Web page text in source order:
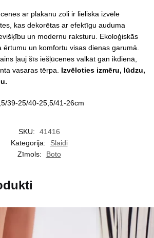
ar plakanu zoli ir lieliska izvēle
kas dekorētas ar efektīgu auduma
un modernu raksturu. Ekoloģiskās
ērtumu un komfortu visas dienas garumā.
ļauj šīs iešļūcenes valkāt gan ikdienā,
vasaras tērpa. Izvēloties izmēru, lūdzu,
39-25/40-25,5/41-26cm
SKU:
41416
Kategorija:
Slaidi
Zīmols:
Boto